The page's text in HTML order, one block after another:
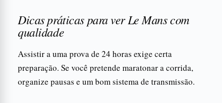
Dicas práticas para ver Le Mans com
qualidade
Assistir a uma prova de 24 horas exige certa
preparação. Se você pretende maratonar a corrida,
organize pausas e um bom sistema de transmissão.